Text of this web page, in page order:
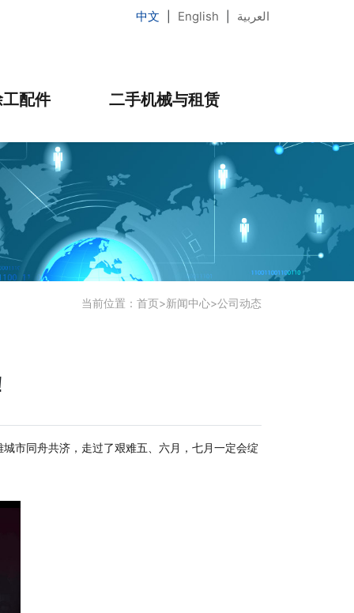
配件 二手机械与租赁
中文 English العربية
当前位置： 首页>新闻中心>公司动态
城市同舟共济，走过了艰难五、六月，七月一定会绽